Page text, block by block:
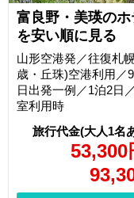
富良野・美瑛のホ
を安い順に見る
53,300
山形空港発／往復札
歳・丘珠)空港利用／
日出発一例／1泊2日
室利用時